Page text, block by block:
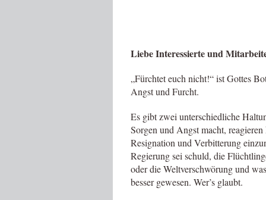
Liebe Interessierte und
„Fürchtet euch nicht!“ ist Gottes
Angst und Furcht.
Es gibt zwei unterschiedliche
Sorgen und Angst macht,
Resignation und Verbitterung
Regierung sei schuld, die
oder die Weltverschwörung und
besser gewesen. Wer’s glaubt.